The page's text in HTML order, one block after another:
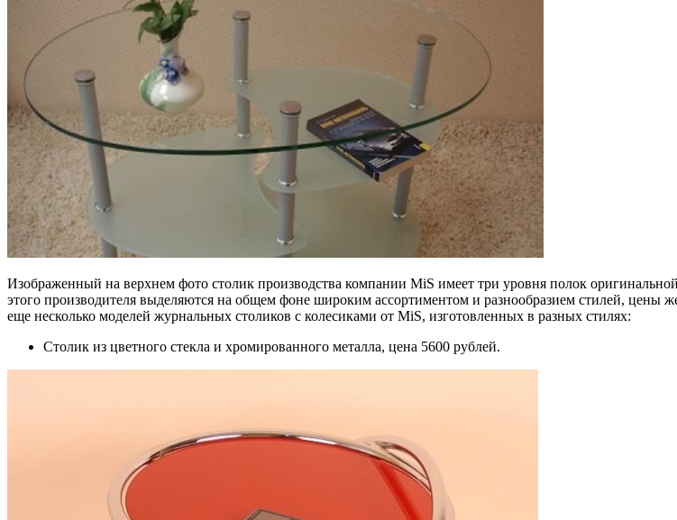
Изображенный на верхнем фото столик производства компании MiS имеет три уровня полок
этого производителя выделяются на общем фоне широким ассортиментом и разнообразием стилей, цены
еще несколько моделей журнальных столиков с колесиками от MiS, изготовленных в разных стилях:
Столик из цветного стекла и хромированного металла, цена 5600 рублей.